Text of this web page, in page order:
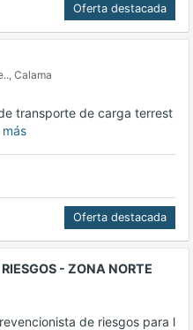
Oferta destacada
Calama
transporte de carga terrest
más
Oferta destacada
- ZONA NORTE
de riesgos para l